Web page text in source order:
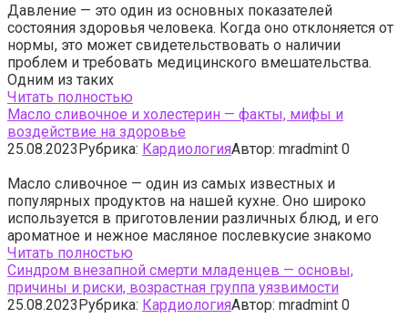
Давление — это один из основных показателей
состояния здоровья человека. Когда оно отклоняется от
нормы, это может свидетельствовать о наличии
проблем и требовать медицинского вмешательства.
Одним из таких
Читать полностью
Масло сливочное и холестерин — факты, мифы и
воздействие на здоровье
25.08.2023Рубрика: КардиологияАвтор: mradmint 0
Масло сливочное — один из самых известных и
популярных продуктов на нашей кухне. Оно широко
используется в приготовлении различных блюд, и его
ароматное и нежное масляное послевкусие знакомо
Читать полностью
Синдром внезапной смерти младенцев — основы,
причины и риски, возрастная группа уязвимости
25.08.2023Рубрика: КардиологияАвтор: mradmint 0